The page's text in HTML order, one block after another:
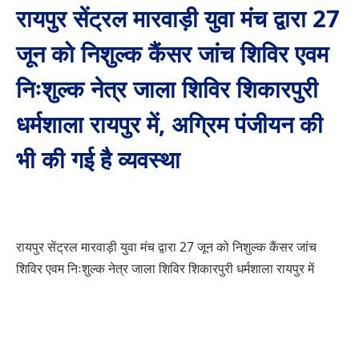
रायपुर सेंट्रल मारवाड़ी युवा मंच द्वारा 27
जून को निशुल्क कैंसर जांच शिविर एवम
निःशुल्क नेत्र जाला शिविर शिकारपुरी
धर्मशाला रायपुर में, अग्रिम पंजीयन की
भी की गई है व्यवस्था
रायपुर सेंट्रल मारवाड़ी युवा मंच द्वारा 27 जून को निशुल्क कैंसर जांच
शिविर एवम निःशुल्क नेत्र जाला शिविर शिकारपुरी धर्मशाला रायपुर में